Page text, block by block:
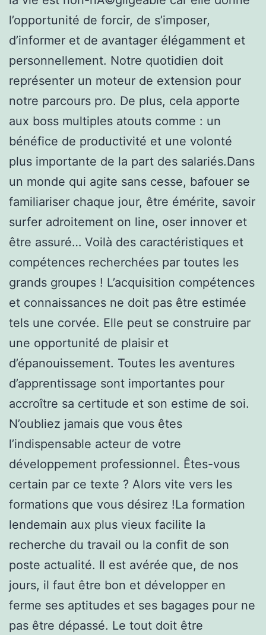
l’opportunité de forcir, de s’imposer,
d’informer et de avantager élégamment et
personnellement. Notre quotidien doit
représenter un moteur de extension pour
notre parcours pro. De plus, cela apporte
aux boss multiples atouts comme : un
bénéfice de productivité et une volonté
plus importante de la part des salariés.Dans
un monde qui agite sans cesse, bafouer se
familiariser chaque jour, être émérite, savoir
surfer adroitement on line, oser innover et
être assuré… Voilà des caractéristiques et
compétences recherchées par toutes les
grands groupes ! L’acquisition compétences
et connaissances ne doit pas être estimée
tels une corvée. Elle peut se construire par
une opportunité de plaisir et
d’épanouissement. Toutes les aventures
d’apprentissage sont importantes pour
accroître sa certitude et son estime de soi.
N’oubliez jamais que vous êtes
l’indispensable acteur de votre
développement professionnel. Êtes-vous
certain par ce texte ? Alors vite vers les
formations que vous désirez !La formation
lendemain aux plus vieux facilite la
recherche du travail ou la confit de son
poste actualité. Il est avérée que, de nos
jours, il faut être bon et développer en
ferme ses aptitudes et ses bagages pour ne
pas être dépassé. Le tout doit être